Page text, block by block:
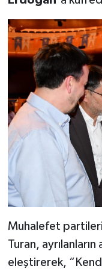
Muhalefet
Turan, ayrılanların
eleştirerek,